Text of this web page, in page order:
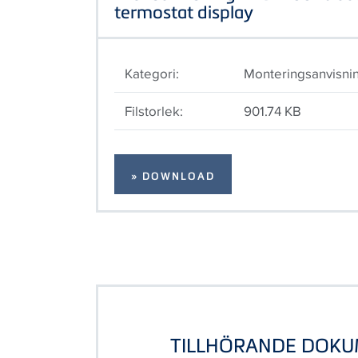
termostat display
Kategori:
Filstorlek:
901.74 KB
» DOWNLOAD
TILLHÖRANDE